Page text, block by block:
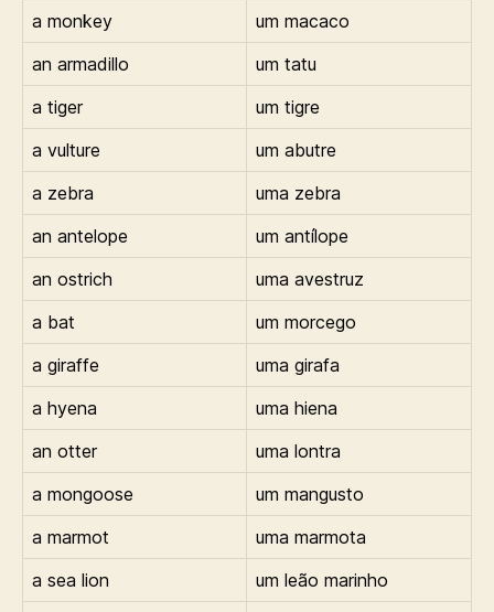
a monkey
um macaco
an armadillo
um tatu
a tiger
um tigre
a vulture
um abutre
a zebra
uma zebra
an antelope
um antílope
an ostrich
uma avestruz
a bat
um morcego
a giraffe
uma girafa
a hyena
uma hiena
an otter
uma lontra
a mongoose
um mangusto
a marmot
uma marmota
a sea lion
um leão marinho